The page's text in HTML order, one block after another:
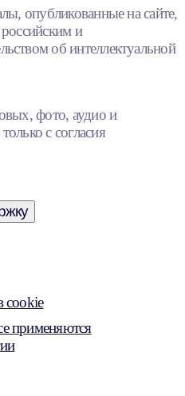
опубликованные на сайте,
и
об интеллектуальной
фото, аудио и
с согласия
cookie
применяются